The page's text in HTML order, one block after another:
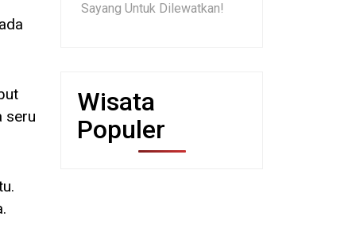
seru
Sayang Untuk Dilewatkan!
Wisata
Populer